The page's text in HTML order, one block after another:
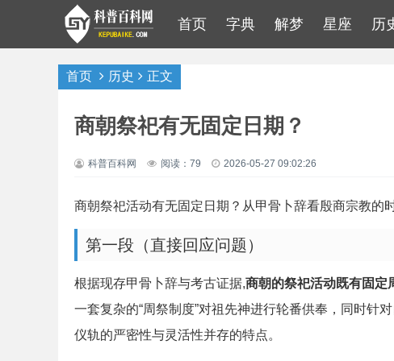
首页 字典 解梦 星座 历
首页 历史 正文
商朝祭祀有无固定日期？
科普百科网 阅读：79 2026-05-27 09:02:26
商朝祭祀活动有无固定日期？从甲骨卜辞看殷商宗教的
第一段（直接回应问题）
根据现存甲骨卜辞与考古证据,商朝的祭祀活动既有固定
一套复杂的“周祭制度”对祖先神进行轮番供奉，同时针
仪轨的严密性与灵活性并存的特点。